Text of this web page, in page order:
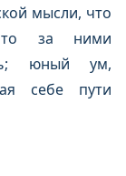
мысли, что
за ними
юный ум,
себе пути